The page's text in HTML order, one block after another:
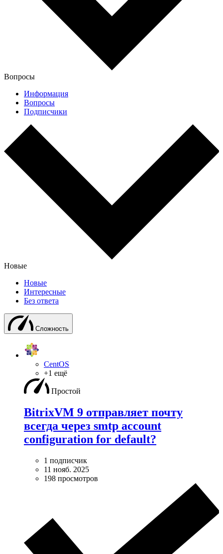
Вопросы
Информация
Вопросы
Подписчики
Новые
Новые
Интересные
Без ответа
Сложность
CentOS
+1 ещё
Простой
BitrixVM 9 отправляет почту
всегда через smtp account
configuration for default?
1 подписчик
11 нояб. 2025
198 просмотров